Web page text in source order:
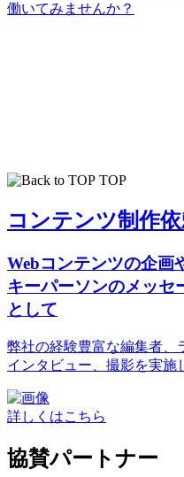
働いてみませんか？
TOP
コンテンツ制作
Webコンテンツの企画
キーパーソンのメッセ
として
弊社の経験豊富な編集者、
インタビュー、撮影を実施
詳しくはこちら
協賛パートナー